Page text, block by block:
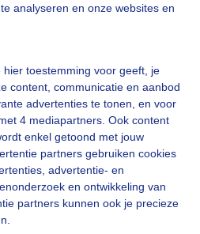
analyseren en onze websites en
toestemming voor geeft, je
content, communicatie en aanbod
advertenties te tonen, en voor
4 mediapartners. Ook content
enkel getoond met jouw
partners gebruiken cookies
advertentie- en
en ontwikkeling van
partners kunnen ook je precieze